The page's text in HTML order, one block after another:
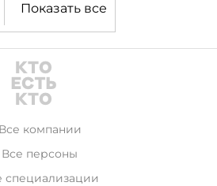
Показать все
Все компании
Все персоны
специализации